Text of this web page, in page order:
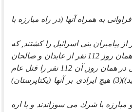
كه مردان الهى فراوانى به همراه آنها (در راه مبارزه با
نفر از پيامبران بنى اسرائيل را كشتند, كه
آنها براساس شريعت موسى(ع) مردم را به توحيد دعوت كرده و از شرك برحذر مى داشتند, در همان روز 112 نفر از عابدان و صالحان
به دفاع از پيامبران شهيد برخاستند, و به امر به معروف و نهى از منكر پرداختند, يهوديان سنگدل در همان روز, آن 112 نفر را قتل عام
كردند(2) و در آيه 8 سوره بروج مى خوانيم: ((وما نقموا منهم الا ان يومنوا بالله العزيز الحميد))(3) هيچ ايرادى بر آنها (يكتاپرستان)
مبارزه با شرك مى سوزاندند و با اره